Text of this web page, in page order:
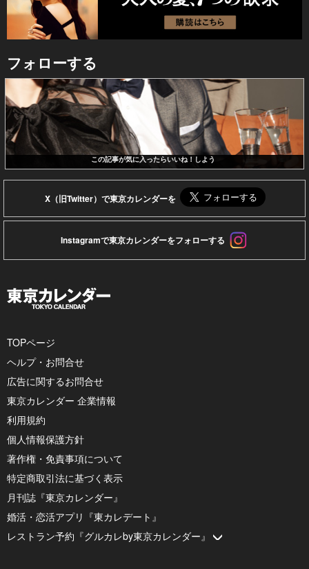
フォローする
この記事が気に入ったらいいね！しよう
X（旧Twitter）で東京カレンダーを
Instagramで東京カレンダーをフォローする
TOPページ
ヘルプ・お問合せ
広告に関するお問合せ
東京カレンダー 企業情報
利用規約
個人情報保護方針
著作権・免責事項について
特定商取引法に基づく表示
月刊誌『東京カレンダー』
婚活・恋活アプリ『東カレデート』
レストラン予約『グルカレby東京カレンダー』